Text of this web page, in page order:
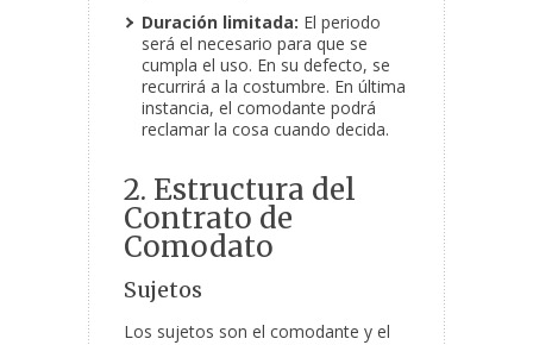
Duración limitada: El periodo
será el necesario para que se
cumpla el uso. En su defecto, se
recurrirá a la costumbre. En última
instancia, el comodante podrá
reclamar la cosa cuando decida.
2. Estructura del
Contrato de
Comodato
Sujetos
Los sujetos son el comodante y el